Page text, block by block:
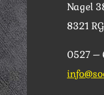
Nagel
8321
0527 –